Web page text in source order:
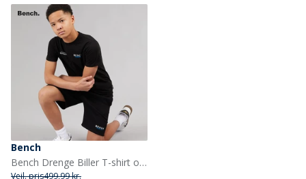
Bench
Bench Drenge Biller T-shirt og Shorts Sæt Sort
Vejl. pris499,99 kr.